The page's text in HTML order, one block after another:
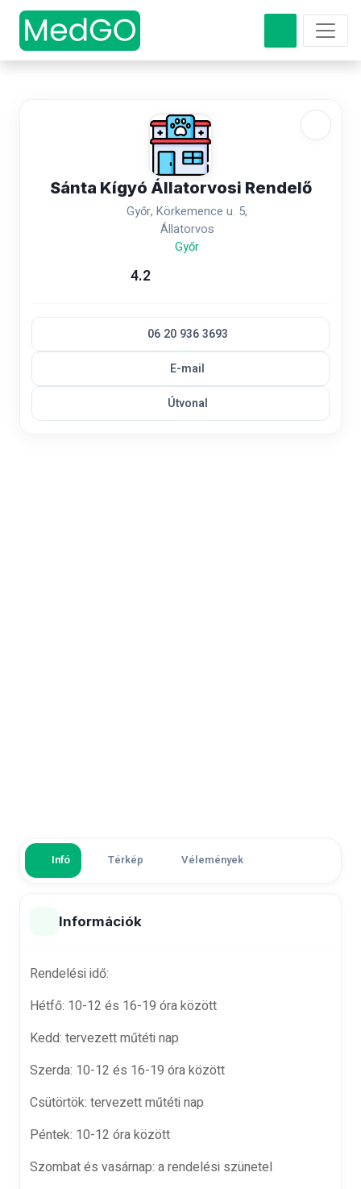
Sánta Kígyó Állatorvosi Rendelő
Győr, Körkemence u. 5,
Állatorvos
Győr
4.2
06 20 936 3693
E-mail
Útvonal
Infó Térkép Vélemények
Információk
Rendelési idő:
Hétfő: 10-12 és 16-19 óra között
Kedd: tervezett műtéti nap
Szerda: 10-12 és 16-19 óra között
Csütörtök: tervezett műtéti nap
Péntek: 10-12 óraközött
Szombat és vasárnap: a rendelési szünetel